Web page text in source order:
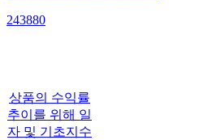
243880
상품의 수익률
추이를 위해 일
자 및 기초지수